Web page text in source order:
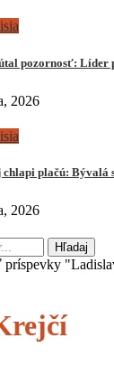
pozornosť: Líder
2026
chlapi plačú: Bývalá
2026
Hľadaj
príspevky